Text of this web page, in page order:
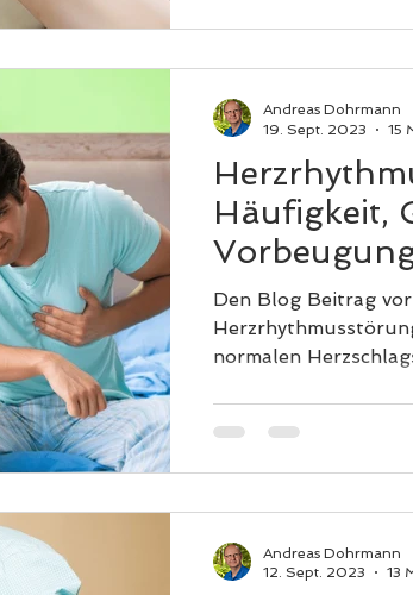
Häufigkeit,
Den Blog Beitrag
normalen
Andreas Dohrmann
19. Sept. 2023
15
Andreas Dohrmann
12. Sept. 2023
13